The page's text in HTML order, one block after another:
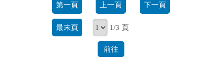
第一頁 上一頁 下一頁
最末頁 1/3 頁
前往